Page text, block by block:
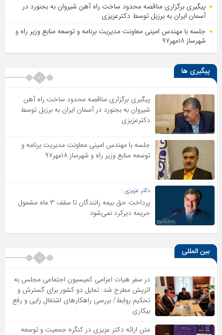
پیگیری برگزاری مناقصه محدود ساخت راه آهن شیروان به بجنورد در
آسمان ایران به برزیل توسط دکترعزیزی
جلسه با مهندس امینی معاونت مدیریت برنامه و توسعه منابع وزیر راه و
شهرساز ۱۸مهر۹۷
پیگیری ها
پیگیری برگزاری مناقصه محدود ساخت راه آهن
شیروان به بجنورد در آسمان ایران به برزیل توسط
دکترعزیزی
جلسه با مهندس امینی معاونت مدیریت برنامه و
توسعه منابع وزیر راه و شهرساز ۱۸مهر۹۷
دکتر عزیزی :
پرداخت حق بیمه رانندگان تا سقف ۳ ماه مشمول
جریمه دیرکرد نمی‌شود
بین المللی
در سفر هیات اعزامی کمیسیون اجتماعی مجلس به
اتریش مطرح شد: تمایل دو کشور برای گسترش و
تحکیم روابط/ بررسی راهکارهای اشتغال زایی و رفع
بیکاری
متن ارائه دکتر عزیزى در کنگره جمعیت و توسعه